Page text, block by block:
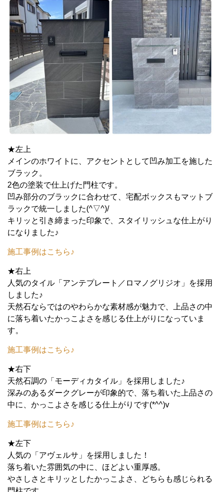
★左上
メインのホワイトに、アクセントとして凹み加工を施した
ブラック。
2色の塗装で仕上げた門柱です。
凹み部分のブラックに合わせて、宅配ボックスもマットブ
ラックで統一しました(^▽^)/
キリッと引き締まった印象で、スタイリッシュな仕上がり
になりました♪
施工事例はこちら♪
★右上
人気のタイル「アンテプレート／ロマノグリジオ」を採用
しました♪
天然石ならではのやわらかな素材感が魅力で、上品さの中
に落ち着いたかっこよさを感じる仕上がりになっていま
す。
施工事例はこちら♪
★右下
天然石調の「モーディカタイル」を採用しました♪
深みのあるダークグレーが印象的で、落ち着いた上品さの
中に、かっこよさを感じる仕上がりです(*^^)v
施工事例はこちら♪
★左下
人気の「アヴェルサ」を採用しました！
落ち着いた雰囲気の中に、ほどよい重厚感。
やさしさとキリッとしたかっこよさ、どちらも感じられる